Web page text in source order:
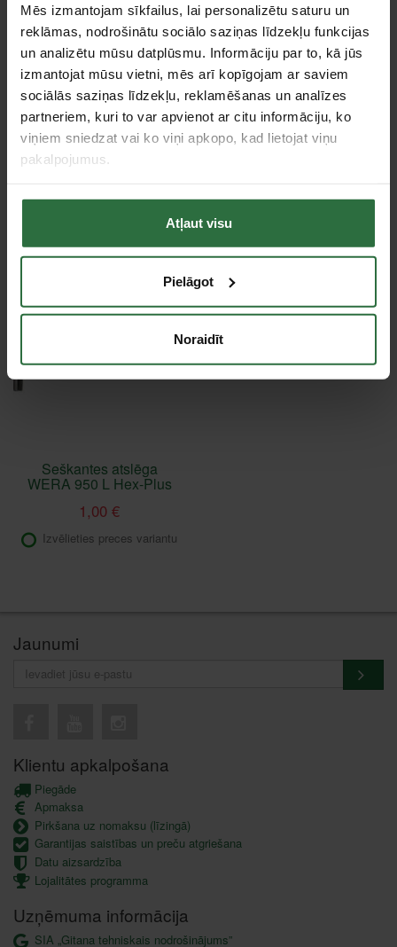
Mēs izmantojam sīkfailus, lai personalizētu saturu un
reklāmas, nodrošinātu sociālo saziņas līdzekļu funkcijas
un analizētu mūsu datplūsmu. Informāciju par to, kā jūs
izmantojat mūsu vietni, mēs arī kopīgojam ar saviem
sociālās saziņas līdzekļu, reklamēšanas un analīzes
partneriem, kuri to var apvienot ar citu informāciju, ko
viņiem sniedzat vai ko viņi apkopo, kad lietojat viņu
pakalpojumus.
Atļaut visu
Pielāgot
Noraidīt
Liepāja, Zemnieku iela 60, Liepāja
Valmiera, Stacijas iela 38, Valmiera
Centrālā noliktava, (uzzināt vairāk šeit, )
Citas noliktavas, (uzzināt vairāk šeit, )
Tie, kas apskatīja šo preci, tāpat interesējās par...
Failed to load product list.
Apskatītie produkti
Seškantes atslēga
WERA 950 L Hex-Plus
1,00 €
Izvēlieties preces variantu
Jaunumi
Klientu apkalpošana
Piegāde
Apmaksa
Pirkšana uz nomaksu (līzingā)
Garantijas saistības un preču atgriešana
Datu aizsardzība
Lojalitātes programma
Uzņēmuma informācija
SIA „Gitana tehniskais nodrošinājums”